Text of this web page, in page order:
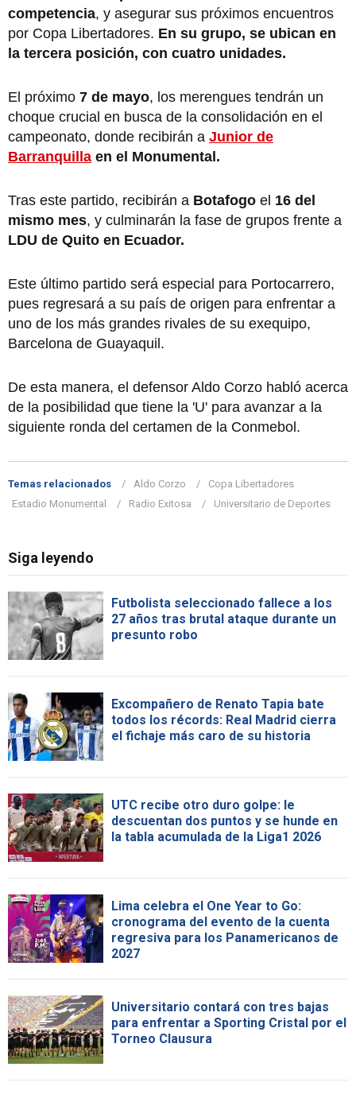
competencia, y asegurar sus próximos encuentros
por Copa Libertadores. En su grupo, se ubican en
la tercera posición, con cuatro unidades.
El próximo 7 de mayo, los merengues tendrán un
choque crucial en busca de la consolidación en el
campeonato, donde recibirán a Junior de
Barranquilla en el Monumental.
Tras este partido, recibirán a Botafogo el 16 del
mismo mes, y culminarán la fase de grupos frente a
LDU de Quito en Ecuador.
Este último partido será especial para Portocarrero,
pues regresará a su país de origen para enfrentar a
uno de los más grandes rivales de su exequipo,
Barcelona de Guayaquil.
De esta manera, el defensor Aldo Corzo habló acerca
de la posibilidad que tiene la 'U' para avanzar a la
siguiente ronda del certamen de la Conmebol.
Temas relacionados Aldo Corzo
Copa Libertadores
Estadio Monumental
Radio Exitosa Universitario de Deportes
Siga leyendo
Futbolista seleccionado fallece a los
27 años tras brutal ataque durante un
presunto robo
Excompañero de Renato Tapia bate
todos los récords: Real Madrid cierra
el fichaje más caro de su historia
UTC recibe otro duro golpe: le
descuentan dos puntos y se hunde en
la tabla acumulada de la Liga1 2026
Lima celebra el One Year to Go:
cronograma del evento de la cuenta
regresiva para los Panamericanos de
2027
Universitario contará con tres bajas
para enfrentar a Sporting Cristal por el
Torneo Clausura